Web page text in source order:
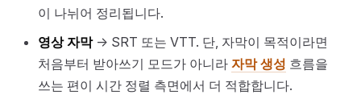
이 나뉘어 정리됩니다.
영상 자막→ SRT 또는 VTT. 단, 자막이 목적이라면
처음부터 받아쓰기 모드가 아니라자막 생성 흐름을
쓰는 편이 시간 정렬 측면에서 더 적합합니다.